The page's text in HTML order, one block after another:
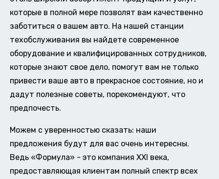
которые в полной мере позволят вам качественно
заботиться о вашем авто. На нашей станции
техобслуживания вы найдете современное
оборудование и квалифицированных сотрудников,
которые знают свое дело, помогут вам не только
привести ваше авто в прекрасное состояние, но и
дадут полезные советы, порекомендуют, что
предпочесть.
Можем с уверенностью сказать: наши
предложения будут для вас очень интересны.
Ведь «Формула» - это компания XXI века,
предоставляющая клиентам полный спектр всех